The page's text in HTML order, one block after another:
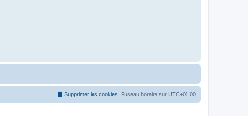
Fuseau horaire sur UTC+01:00
Supprimer les cookies